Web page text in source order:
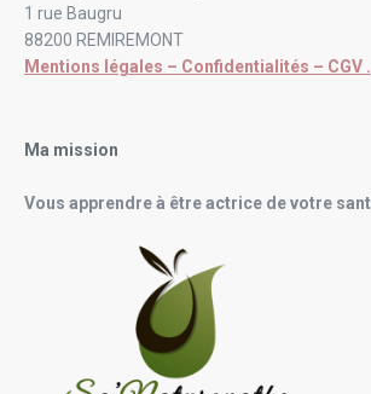
1 rue Baugru
88200 REMIREMONT
Mentions légales – Confidentialités – CGV .
Ma mission
Vous apprendre à être actrice de votre